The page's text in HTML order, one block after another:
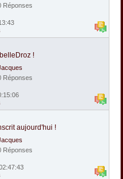
Réponses
!
Réponses
aujourd'hui !
Réponses